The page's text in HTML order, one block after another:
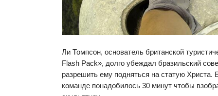
Ли Томпсон, основатель британской
Flash Pack», долго убеждал бразильский
разрешить ему подняться на статую Христа.
команде понадобилось 30 минут чтобы